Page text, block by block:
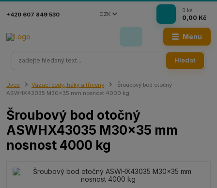
Menu
CZK
Hledat
+420 607 849 530
0 ks
0,00 Kč
Úvod Vázací body, háky a třmeny
Šroubový bod otočný
ASWHX43035 M30x35 mm nosnost 4000 kg
Šroubový bod otočný
ASWHX43035 M30x35 mm
nosnost 4000 kg